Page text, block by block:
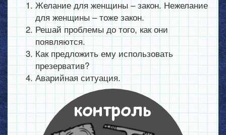
Желание для женщины – закон. Нежелание
для женщины – тоже закон.
Решай проблемы до того, как они
появляются.
Как предложить ему использовать
презерватив?
Аварийная ситуация.